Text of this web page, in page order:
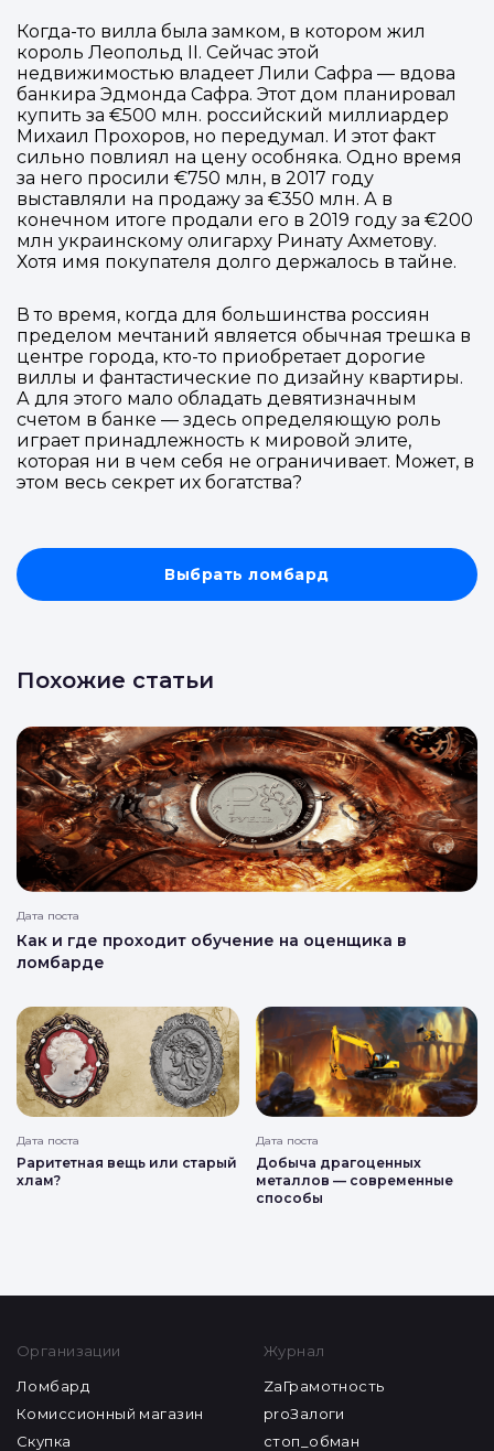
Войти в
профиль
Мы отправим код для входа на ваш
номер телефона.
Телефон
Отправить код
Подать заявку
Отправьте заявку через мессенджер-бот — магазины
увидят её и пришлют предложения. Фото, описание и
AI-оценка прямо в чате.
ВКонтакте
или подайте через форму на сайте
Войти в ЛК и заполнить форму
Подать заявку
Отправьте заявку через мессенджер-бот — магазины
увидят её и пришлют предложения. Фото, описание и
AI-оценка прямо в чате.
ВКонтакте
или подайте через форму на сайте
Войти в ЛК и заполнить форму
Когда-то вилла была замком, в котором жил
король Леопольд II. Сейчас этой
недвижимостью владеет Лили Сафра — вдова
банкира Эдмонда Сафра. Этот дом планировал
купить за €500 млн. российский миллиардер
Михаил Прохоров, но передумал. И этот факт
сильно повлиял на цену особняка. Одно время
за него просили €750 млн, в 2017 году
выставляли на продажу за €350 млн. А в
конечном итоге продали его в 2019 году за €200
млн украинскому олигарху Ринату Ахметову.
Хотя имя покупателя долго держалось в тайне.
В то время, когда для большинства россиян
пределом мечтаний является обычная трешка в
центре города, кто-то приобретает дорогие
виллы и фантастические по дизайну квартиры.
А для этого мало обладать девятизначным
счетом в банке — здесь определяющую роль
играет принадлежность к мировой элите,
которая ни в чем себя не ограничивает. Может, в
этом весь секрет их богатства?
Выбрать ломбард
Похожие статьи
Дата поста
Как и где проходит обучение на оценщика в
ломбарде
Дата поста
Раритетная вещь или старый
хлам?
Дата поста
Добыча драгоценных
металлов — современные
способы
Организации
Ломбард
Комиссионный магазин
Скупка
Журнал
ZaГрамотность
proЗалоги
стоп_обман